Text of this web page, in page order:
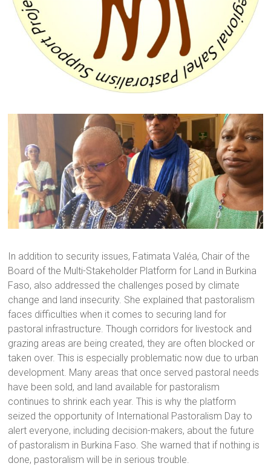
In addition to security issues, Fatimata Valéa, Chair of the
Board of the Multi-Stakeholder Platform for Land in Burkina
Faso, also addressed the challenges posed by climate
change and land insecurity. She explained that pastoralism
faces difficulties when it comes to securing land for
pastoral infrastructure. Though corridors for livestock and
grazing areas are being created, they are often blocked or
taken over. This is especially problematic now due to urban
development. Many areas that once served pastoral needs
have been sold, and land available for pastoralism
continues to shrink each year. This is why the platform
seized the opportunity of International Pastoralism Day to
alert everyone, including decision-makers, about the future
of pastoralism in Burkina Faso. She warned that if nothing is
done, pastoralism will be in serious trouble.